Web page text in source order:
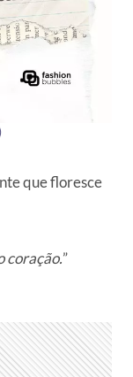
que floresce
coração.”